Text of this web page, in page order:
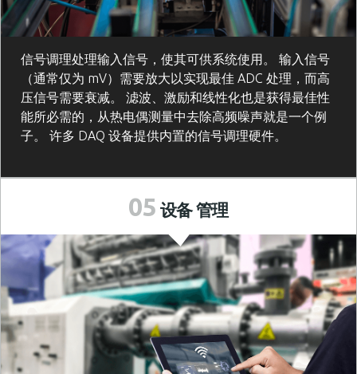
信号调理处理输入信号，使其可供系统使用。 输入信号
（通常仅为 mV）需要放大以实现最佳 ADC 处理，而高
压信号需要衰减。 滤波、激励和线性化也是获得最佳性
能所必需的，从热电偶测量中去除高频噪声就是一个例
子。 许多 DAQ 设备提供内置的信号调理硬件。
05 设备管理